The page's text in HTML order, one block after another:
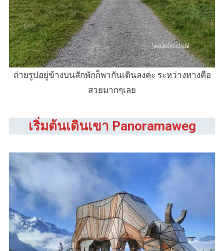
ถ่ายรูปอยู่ข้างบนสักพักก็พากันเดินลงค่ะ ระหว่างทางคือ
สวยมากๆเลย
เริ่มต้นเดินเขา Panoramaweg